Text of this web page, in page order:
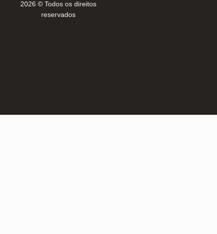
2026 © Todos os direitos
reservados